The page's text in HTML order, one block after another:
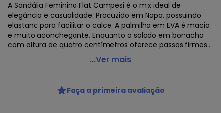
A Sandália Feminina Flat Campesi é o mix ideal de
elegância e casualidade. Produzido em Napa, possuindo
elastano para facilitar o calce. A palmilha em EVA é macia
e muito aconchegante. Enquanto o solado em borracha
com altura de quatro centímetros oferece passos firmes..
Campesi - Sandália Feminina Flat Campesi Cp081 - Bege
MODELO : A0640081
REFERENCIA : CP081
...Ver mais
Faça a primeira avaliação